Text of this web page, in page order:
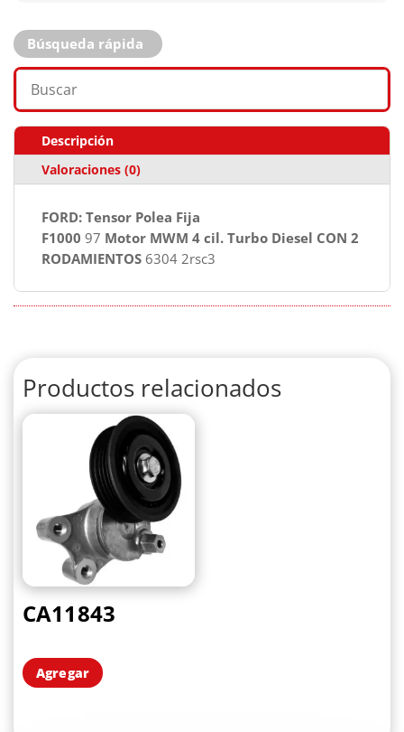
Búsqueda rápida
Descripción
Valoraciones (0)
FORD: Tensor Polea Fija
F1000 97 Motor MWM 4 cil. Turbo Diesel CON 2
RODAMIENTOS 6304 2rsc3
Productos relacionados
CA11843
Agregar